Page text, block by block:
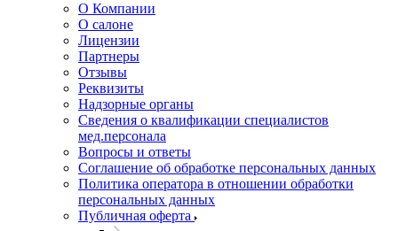
О Компании
О салоне
Лицензии
Партнеры
Отзывы
Реквизиты
Надзорные органы
Сведения о квалификации специалистов
мед.персонала
Вопросы и ответы
Соглашение об обработке персональных данных
Политика оператора в отношении обработки
персональных данных
Публичная оферта